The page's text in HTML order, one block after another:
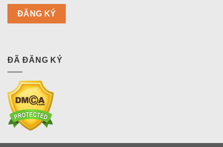
ĐÃ ĐĂNG KÝ